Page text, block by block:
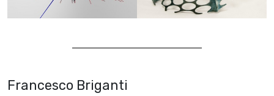
Francesco Briganti